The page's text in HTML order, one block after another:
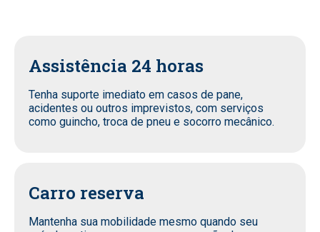
Assistência 24 horas
Tenha suporte imediato em casos de pane,
acidentes ou outros imprevistos, com serviços
como guincho, troca de pneu e socorro mecânico.
Carro reserva
Mantenha sua mobilidade mesmo quando seu